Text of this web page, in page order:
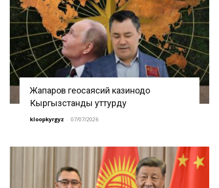
Жапаров геосаясий казинодо
Кыргызстанды уттурду
kloopkyrgyz - 07/07/2026